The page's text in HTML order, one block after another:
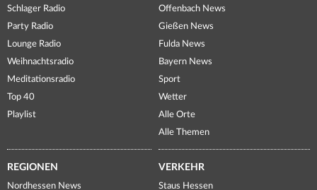
Schlager Radio
Party Radio
Lounge Radio
Weihnachtsradio
Meditationsradio
Top 40
Playlist
Offenbach News
Gießen News
Fulda News
Bayern News
Sport
Wetter
Alle Orte
Alle Themen
REGIONEN
Nordhessen News
VERKEHR
Staus Hessen